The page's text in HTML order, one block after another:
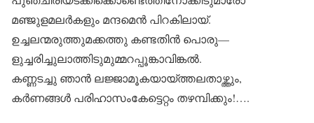
മഞ്ജുളമലർകളും മന്ദമെൻ പിറകിലായ്.
ഉച്ചലന്മരുത്തുമക്കത്തു കണ്ടതിൻ പൊരു—
ളുച്ചരിച്ചുലാത്തിടുമുമ്മറപ്പൂങ്കാവിങ്കൽ.
കണ്ണടച്ചു ഞാൻ ലജ്ജാമൂകയായ്ത്തലതാഴ്ത്തും,
കർണങ്ങൾ പരിഹാസംകേട്ടെറ്റം തഴമ്പിക്കും!….